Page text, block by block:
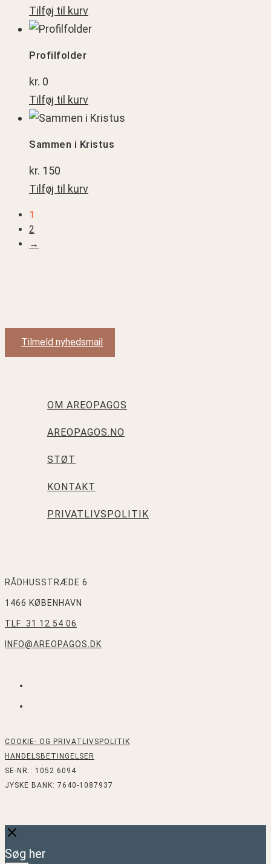
Tilføj til kurv
Profilfolder
Profilfolder
kr. 0
Tilføj til kurv
Sammen
Sammen i Kristus
kr. 150
Tilføj til kurv
1
2
→
Tilmeld nyhedsmail
OM AREOPAGOS
AREOPAGOS.NO
STØT
KONTAKT
PRIVATLIVSPOLITIK
RÅDHUSSTRÆDE 6
1466 KØBENHAVN
TLF: 31 12 54 06
INFO@AREOPAGOS.DK
COOKIE- OG PRIVATLIVSPOLITIK
HANDELSBETINGELSER
SE-NR.: 1052 6094
JYSKE BANK: 7640-1087937
Close
Søg her